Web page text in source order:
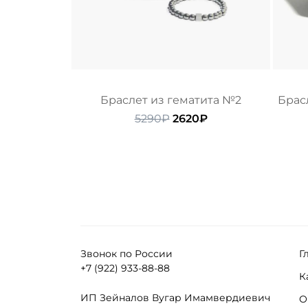
Браслет из гематита №2
5290₽ Первоначальная
2620₽Текущая
Звонок по России
+7 (922) 933-88-88
ИП Зейналов Вугар Имамвердиевич